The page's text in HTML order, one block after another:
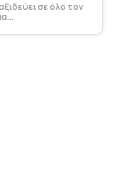
σε όλο τον